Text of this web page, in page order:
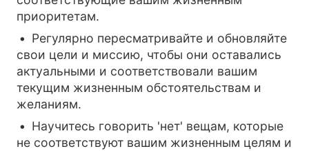
приоритетам.
Регулярно пересматривайте и обновляйте
свои цели и миссию, чтобы они оставались
актуальными и соответствовали вашим
текущим жизненным обстоятельствам и
желаниям.
Научитесь говорить 'нет' вещам, которые
не соответствуют вашим жизненным целям и